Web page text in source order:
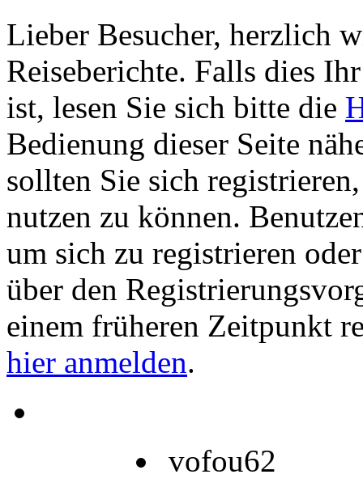
Lieber Besucher, herzlich
Reiseberichte. Falls dies
ist, lesen Sie sich bitte die
Bedienung dieser Seite
sollten Sie sich
nutzen zu können.
um sich zu registrieren
über den
einem früheren Zeitpunkt
hier anmelden.
vofou62